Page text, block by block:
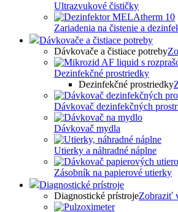
Ultrazvukové čističky
Zariadenia na čistenie a
Dávkovače a čistiace potreby
Dávkovače a čistiace potreby
Dezinfekčné prostriedky
Dezinfekčné prostriedky
Dávkovač dezinfekčných
Dávkovač mydla
Utierky a náhradné náplne
Zásobník na papierové utierky
Diagnostické prístroje
Diagnostické prístrojeZobraziť